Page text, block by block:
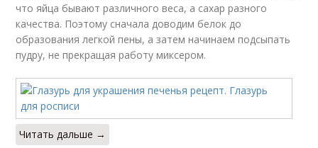
что яйца бывают различного веса, а сахар разного
качества. Поэтому сначала доводим белок до
образования легкой пены, а затем начинаем подсыпать
пудру, не прекращая работу миксером.
Читать дальше →